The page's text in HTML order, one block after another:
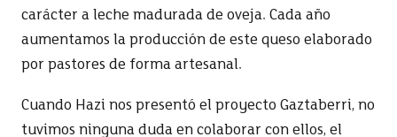
carácter a leche madurada de oveja. Cada año
aumentamos la producción de este queso elaborado
por pastores de forma artesanal.
Cuando Hazi nos presentó el proyecto Gaztaberri, no
tuvimos ninguna duda en colaborar con ellos, el